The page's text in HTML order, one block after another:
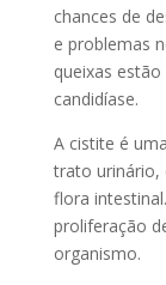
chances de
e problemas
queixas
candidíase.
A cistite é
trato urinário,
flora
proliferação
organismo.